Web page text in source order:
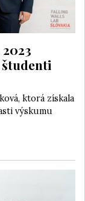
ktorá získala
výskumu